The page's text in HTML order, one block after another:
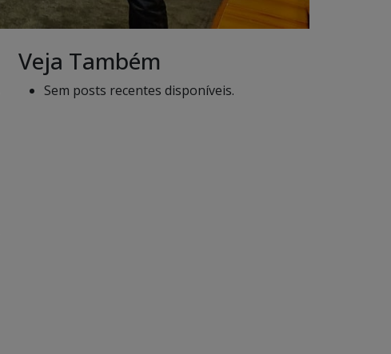
Veja Também
Sem posts recentes disponíveis.